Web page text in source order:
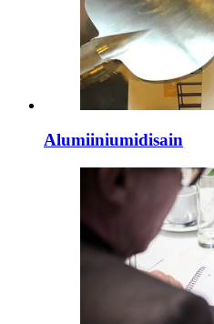
Alumiiniumidisain